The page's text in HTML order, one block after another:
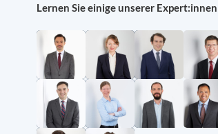
Lernen Sie einige unserer